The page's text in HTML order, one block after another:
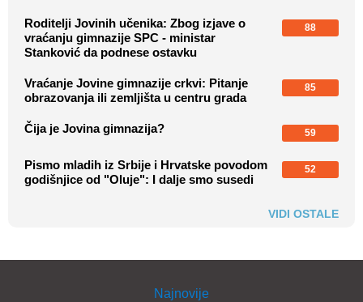
Roditelji Jovinih učenika: Zbog izjave o
vraćanju gimnazije SPC - ministar
Stanković da podnese ostavku
88
Vraćanje Jovine gimnazije crkvi: Pitanje
obrazovanja ili zemljišta u centru grada
85
Čija je Jovina gimnazija? 59
Pismo mladih iz Srbije i Hrvatske povodom
godišnjice od "Oluje": I dalje smo susedi
52
VIDI OSTALE
Najnovije